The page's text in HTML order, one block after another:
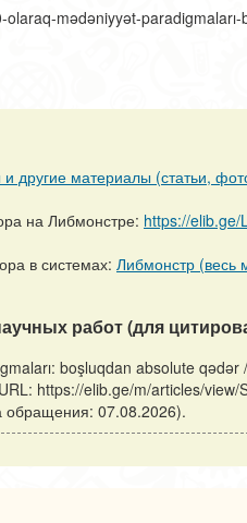
olaraq-mədəniyyət-
и другие материалы (статьи,
на Либмонстре: https://elib.ge/
в системах: Либмонстр (весь
работ (для
boşluqdan absolute
https://elib.ge/m/articles/view/
обращения: 07.08.2026).